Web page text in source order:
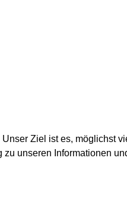
Ziel ist es, möglichst
unseren Informationen